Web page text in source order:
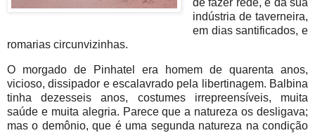
de fazer rede, e da sua
indústria de taverneira,
em dias santificados, e
romarias circunvizinhas.
O morgado de Pinhatel era homem de quarenta anos,
vicioso, dissipador e escalavrado pela libertinagem. Balbina
tinha dezesseis anos, costumes irrepreensíveis, muita
saúde e muita alegria. Parece que a natureza os desligava;
mas o demônio, que é uma segunda natureza na condição